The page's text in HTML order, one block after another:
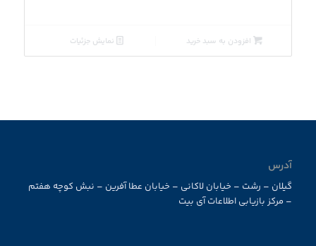
افزودن به سبد خرید نمایش جزئیات
آدرس
گیلان – رشت – خیابان لاکانی – خیابان عطا آفرین – نبش کوچه هفتم
– مرکز بازیابی اطلاعات آی بیت